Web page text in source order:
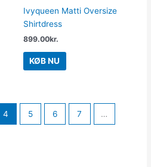
Ivyqueen Matti Oversize
Shirtdress
899.00kr.
KØB NU
4 5 6 7 …